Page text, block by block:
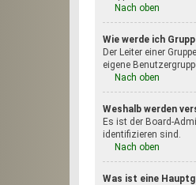
Nach oben
Wie werde ich
Der Leiter einer
eigene
Nach oben
Weshalb werden
Es ist der Board-
identifizieren sind.
Nach oben
Was ist eine